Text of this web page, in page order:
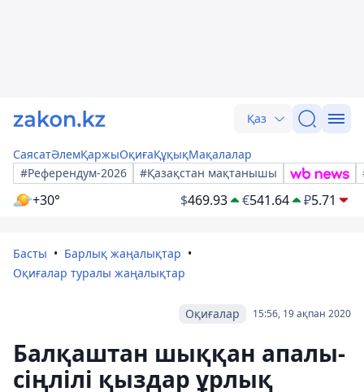
Қаз
СаясатӘлемҚаржыОқиғаҚұқықМақалалар
#Референдум-2026
#Қазақстан мақтанышы
+30° $469.93 €541.64 ₽5.71
Басты
Барлық жаңалықтар
Оқиғалар туралы жаңалықтар
15:56, 19 ақпан 2020
Оқиғалар
Балқаштан шыққан апалы-
сіңлілі қыздар ұрлық